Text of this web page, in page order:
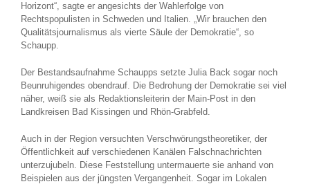
Horizont“, sagte er angesichts der Wahlerfolge von
Rechtspopulisten in Schweden und Italien. „Wir brauchen den
Qualitätsjournalismus als vierte Säule der Demokratie“, so
Schaupp.
Der Bestandsaufnahme Schaupps setzte Julia Back sogar noch
Beunruhigendes obendrauf. Die Bedrohung der Demokratie sei viel
näher, weiß sie als Redaktionsleiterin der Main-Post in den
Landkreisen Bad Kissingen und Rhön-Grabfeld.
Auch in der Region versuchten Verschwörungstheoretiker, der
Öffentlichkeit auf verschiedenen Kanälen Falschnachrichten
unterzujubeln. Diese Feststellung untermauerte sie anhand von
Beispielen aus der jüngsten Vergangenheit. Sogar im Lokalen